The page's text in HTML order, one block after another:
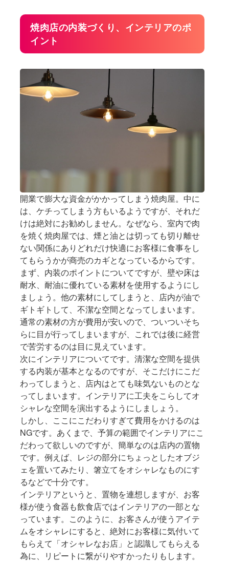
焼肉店の内装づくり、インテリアのポ
イント
開業で膨大な資金がかかってしまう焼肉屋。中に
は、ケチってしまう方もいるようですが、それだ
けは絶対にお勧めしません。なぜなら、室内で肉
を焼く焼肉屋では、煙と油とは切っても切り離せ
ない関係にありどれだけ快適にお客様に食事をし
てもらうかが商売のカギとなっているからです。
まず、内装のポイントについてですが、壁や床は
耐水、耐油に優れている素材を使用するようにし
ましょう。他の素材にしてしまうと、店内が油で
ギトギトして、不潔な空間となってしまいます。
通常の素材の方が費用が安いので、ついついそち
らに目が行ってしまいますが、これでは後に経営
で苦労するのは目に見えています。
次にインテリアについてです。清潔な空間を提供
する内装が基本となるのですが、そこだけにこだ
わってしまうと、店内はとても味気ないものとな
ってしまいます。インテリアに工夫をこらしてオ
シャレな空間を演出するようにしましょう。
しかし、ここにこだわりすぎて費用をかけるのは
NGです。あくまで、予算の範囲でインテリアにこ
だわって欲しいのですが、簡単なのは店内の置物
です。例えば、レジの部分にちょっとしたオブジ
ェを置いてみたり、箸立てをオシャレなものにす
るなどで十分です。
インテリアというと、置物を連想しますが、お客
様が使う食器も飲食店ではインテリアの一部とな
っています。このように、お客さんが使うアイテ
ムをオシャレにすると、絶対にお客様に気付いて
もらえて「オシャレなお店」と認識してもらえる
為に、リピートに繋がりやすかったりもします。